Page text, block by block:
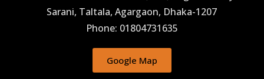
Sarani, Taltala, Agargaon, Dhaka-1207
Phone: 01804731635
Google Map